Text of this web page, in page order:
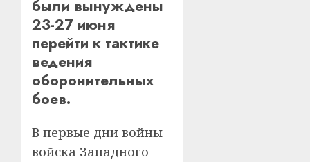
были вынуждены
23-27 июня
перейти к тактике
ведения
оборонительных
боев.
В первые дни войны
войска Западного